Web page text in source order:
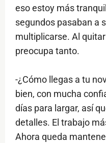
eso estoy más
segundos pasaban a
multiplicarse. Al
preocupa tanto.
-¿Cómo llegas a tu
bien, con mucha
días para largar, así
detalles. El trabajo
Ahora queda